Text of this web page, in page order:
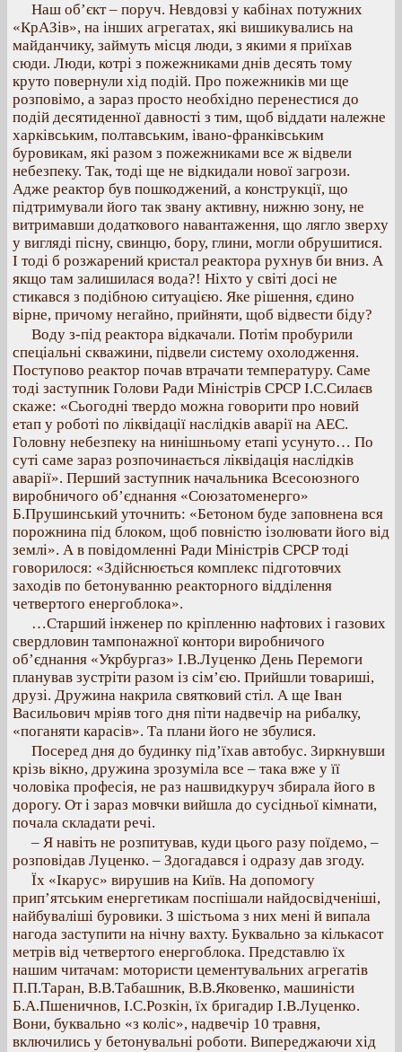
Наш об’єкт – поруч. Невдовзі у кабінах потужних
«КрАЗів», на інших агрегатах, які вишикувались на
майданчику, займуть місця люди, з якими я приїхав
сюди. Люди, котрі з пожежниками днів десять тому
круто повернули хід подій. Про пожежників ми ще
розповімо, а зараз просто необхідно перенестися до
подій десятиденної давності з тим, щоб віддати належне
харківським, полтавським, івано-франківським
буровикам, які разом з пожежниками все ж відвели
небезпеку. Так, тоді ще не відкидали нової загрози.
Адже реактор був пошкоджений, а конструкції, що
підтримували його так звану активну, нижню зону, не
витримавши додаткового навантаження, що лягло зверху
у вигляді пісну, свинцю, бору, глини, могли обрушитися.
І тоді б розжарений кристал реактора рухнув би вниз. А
якщо там залишилася вода?! Ніхто у світі досі не
стикався з подібною ситуацією. Яке рішення, єдино
вірне, причому негайно, прийняти, щоб відвести біду?
Воду з-під реактора відкачали. Потім пробурили
спеціальні скважини, підвели систему охолодження.
Поступово реактор почав втрачати температуру. Саме
тоді заступник Голови Ради Міністрів СРСР І.С.Силаєв
скаже: «Сьогодні твердо можна говорити про новий
етап у роботі по ліквідації наслідків аварії на АЕС.
Головну небезпеку на нинішньому етапі усунуто… По
суті саме зараз розпочинається ліквідація наслідків
аварії». Перший заступник начальника Всесоюзного
виробничого об’єднання «Союзатоменерго»
Б.Прушинський уточнить: «Бетоном буде заповнена вся
порожнина під блоком, щоб повністю ізолювати його від
землі». А в повідомленні Ради Міністрів СРСР тоді
говорилося: «Здійснюється комплекс підготовчих
заходів по бетонуванню реакторного відділення
четвертого енергоблока».
…Старший інженер по кріпленню нафтових і газових
свердловин тампонажної контори виробничого
об’єднання «Укрбургаз» І.В.Луценко День Перемоги
планував зустріти разом із сім’єю. Прийшли товариші,
друзі. Дружина накрила святковий стіл. А ще Іван
Васильович мріяв того дня піти надвечір на рибалку,
«поганяти карасів». Та плани його не збулися.
Посеред дня до будинку під’їхав автобус. Зиркнувши
крізь вікно, дружина зрозуміла все – така вже у її
чоловіка професія, не раз нашвидкуруч збирала його в
дорогу. От і зараз мовчки вийшла до сусідньої кімнати,
почала складати речі.
– Я навіть не розпитував, куди цього разу поїдемо, –
розповідав Луценко. – Здогадався і одразу дав згоду.
Їх «Ікарус» вирушив на Київ. На допомогу
прип’ятським енергетикам поспішали найдосвідченіші,
найбуваліші буровики. З шістьома з них мені й випала
нагода заступити на нічну вахту. Буквально за кількасот
метрів від четвертого енергоблока. Представлю їх
нашим читачам: мотористи цементувальних агрегатів
П.П.Таран, В.В.Табашник, В.В.Яковенко, машиністи
Б.А.Пшеничнов, І.С.Розкін, їх бригадир І.В.Луценко.
Вони, буквально «з коліс», надвечір 10 травня,
включились у бетонувальні роботи. Випереджаючи хід